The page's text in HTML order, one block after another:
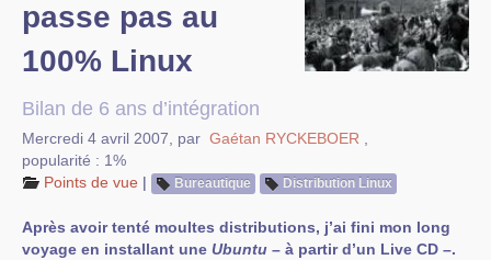
Contact
Les antennes
Espace membres
passe pas au
100% Linux
Bilan de 6 ans d’intégration
Mercredi 4 avril 2007 par Gaétan RYCKEBOER
popularité : 1%
Points de vue | Bureautique Distribution Linux
Après avoir tenté moultes distributions, j’ai fini mon long
voyage en installant une Ubuntu – à partir d’un Live CD –.